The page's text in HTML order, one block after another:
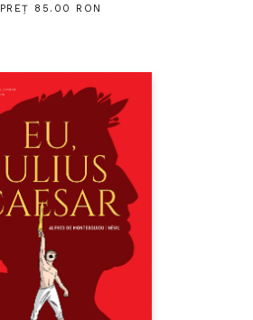
PREȚ 85.00 RON